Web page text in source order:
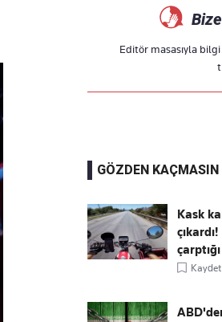
Editör masasıyla
GÖZDEN KAÇMASIN
Kask
Kaydet